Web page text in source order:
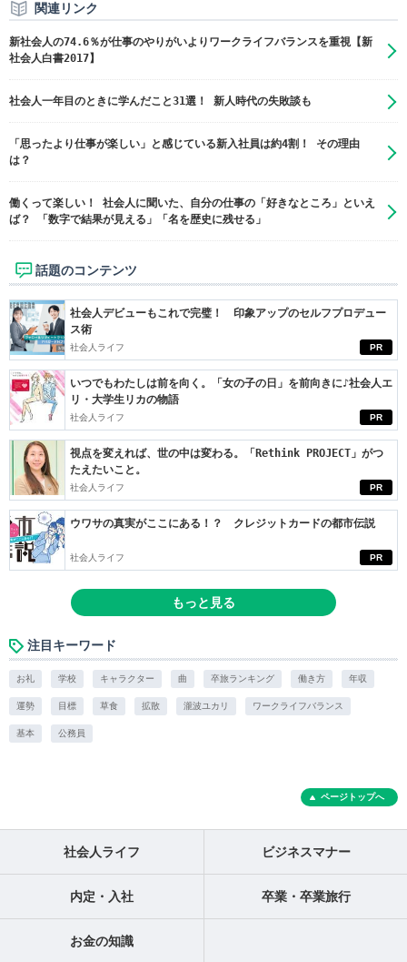
関連リンク
新社会人の74.6％が仕事のやりがいよりワークライフバランスを重視【新
社会人白書2017】
社会人一年目のときに学んだこと31選！ 新人時代の失敗談も
「思ったより仕事が楽しい」と感じている新入社員は約4割！ その理由
は？
働くって楽しい！ 社会人に聞いた、自分の仕事の「好きなところ」といえ
ば？ 「数字で結果が見える」「名を歴史に残せる」
話題のコンテンツ
PR
社会人デビューもこれで完璧！ 印象アップのセルフプロデュー
ス術
社会人ライフ
PR
いつでもわたしは前を向く。「女の子の日」を前向きに♪社会人エ
リ・大学生リカの物語
社会人ライフ
PR
視点を変えれば、世の中は変わる。「Rethink PROJECT」がつ
たえたいこと。
社会人ライフ
PR
ウワサの真実がここにある！？ クレジットカードの都市伝説
社会人ライフ
もっと見る
注目キーワード
お礼 学校 キャラクター 曲 卒旅ランキング 働き方 年収
運勢 目標 草食 拡散 瀧波ユカリ ワークライフバランス
基本 公務員
ページトップへ
社会人ライフ ビジネスマナー
内定・入社 卒業・卒業旅行
お金の知識